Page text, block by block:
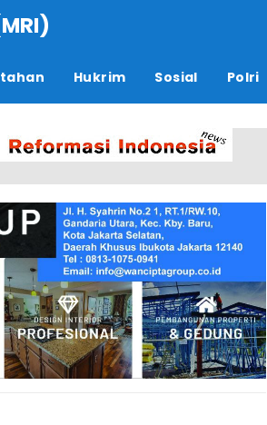
Hukrim Sosial Polri